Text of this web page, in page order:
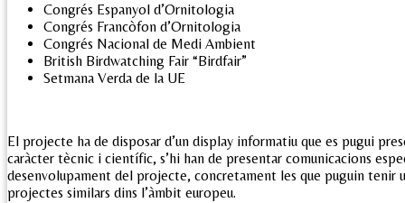
Congrés Espanyol d’Ornitologia
Congrés Francòfon d’Ornitologia
Congrés Nacional de Medi Ambient
British Birdwatching Fair “Birdfair”
Setmana Verda de la UE
El projecte ha de disposar d’un display informatiu que es pugui
caràcter tècnic i científic, s’hi han de presentar comunicacions
desenvolupament del projecte, concretament les que puguin tenir
projectes similars dins l’àmbit europeu.